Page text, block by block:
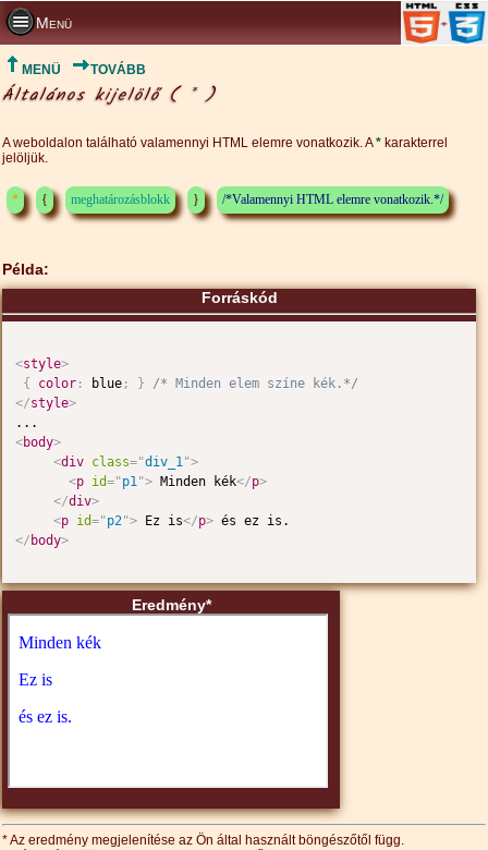
Menü
MENÜ TOVÁBB
Általános kijelölő ( * )
A weboldalon található valamennyi HTML elemre vonatkozik. A* karakterrel
jelöljük.
* { meghatározásblokk } /*Valamennyi HTML elemre vonatkozik.*/
Példa:
Forráskód
<style>
{
color : blue ; }
/* Minden elem színe kék.*/
</style>
<body>
<div class="div_1">
<p id="p1"> Minden kék</p>
</div>
<p id="p2"> Ez is</p>
</ body>
Eredmény*
* Az eredmény megjelenítése az Ön által használt böngészőtől függ.